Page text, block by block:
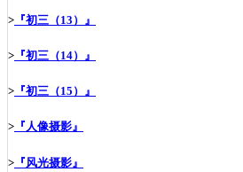
> 『初三（13）』
> 『初三（14）』
> 『初三（15）』
> 『人像摄影』
> 『风光摄影』